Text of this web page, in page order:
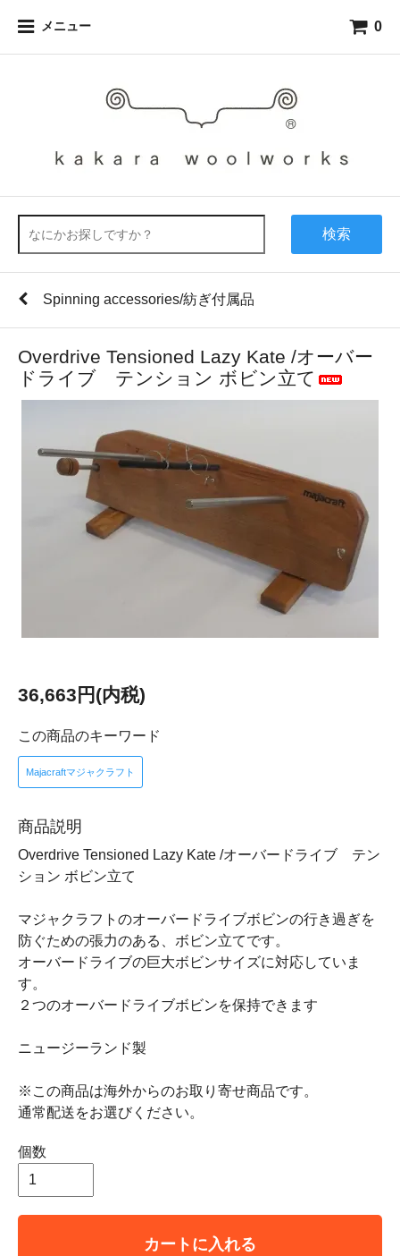
メニュー 0
検索
Spinning accessories/紡ぎ付属品
Overdrive Tensioned Lazy Kate /オーバー
ドライブ テンション ボビン立て
36,663円(内税)
この商品のキーワード
Majacraftマジャクラフト
商品説明
Overdrive Tensioned Lazy Kate /オーバードライブ テン
ション ボビン立て
マジャクラフトのオーバードライブボビンの行き過ぎを
防ぐための張力のある、ボビン立てです。
オーバードライブの巨大ボビンサイズに対応していま
す。
２つのオーバードライブボビンを保持できます
ニュージーランド製
※この商品は海外からのお取り寄せ商品です。
通常配送をお選びください。
個数
カートに入れる